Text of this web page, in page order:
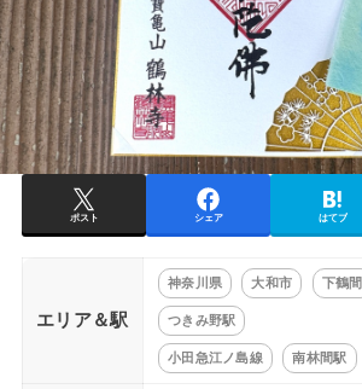
ポスト シェア はてブ
エリア＆駅
神奈川県 大和市 下鶴間
つきみ野駅
小田急江ノ島線 南林間駅